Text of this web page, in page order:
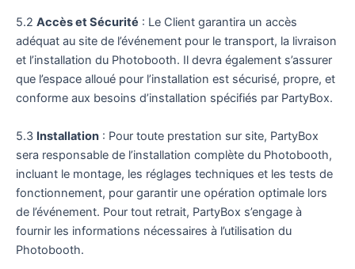
5.2 Accès et Sécurité : Le Client garantira un accès
adéquat au site de l’événement pour le transport, la livraison
et l’installation du Photobooth. Il devra également s’assurer
que l’espace alloué pour l’installation est sécurisé, propre, et
conforme aux besoins d’installation spécifiés par PartyBox.
5.3 Installation : Pour toute prestation sur site, PartyBox
sera responsable de l’installation complète du Photobooth,
incluant le montage, les réglages techniques et les tests de
fonctionnement, pour garantir une opération optimale lors
de l’événement. Pour tout retrait, PartyBox s’engage à
fournir les informations nécessaires à l’utilisation du
Photobooth.